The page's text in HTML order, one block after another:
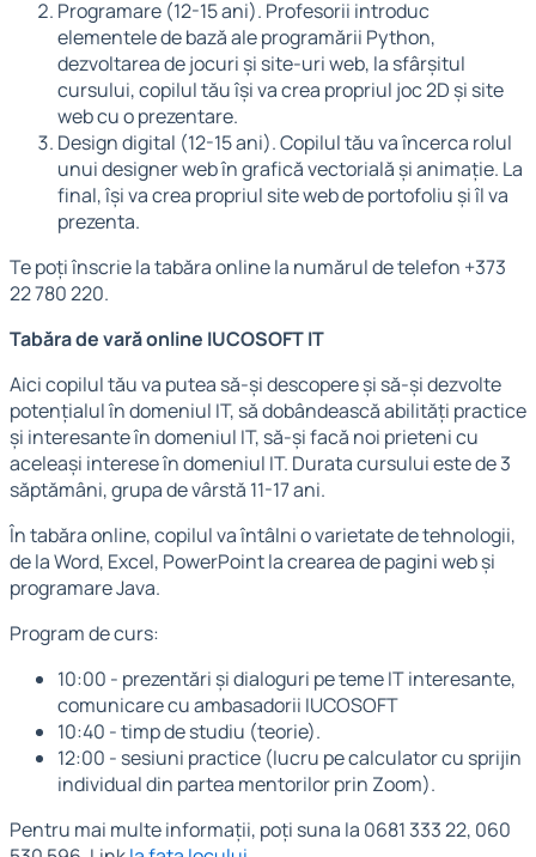
Programare (12-15 ani). Profesorii introduc
elementele de bază ale programării Python,
dezvoltarea de jocuri și site-uri web, la sfârșitul
cursului, copilul tău își va crea propriul joc 2D și site
web cu o prezentare.
Design digital (12-15 ani). Copilul tău va încerca rolul
unui designer web în grafică vectorială și animație. La
final, își va crea propriul site web de portofoliu și îl va
prezenta.
Te poți înscrie la tabăra online la numărul de telefon +373
22 780 220.
Tabăra de vară online IUCOSOFT IT
Aici copilul tău va putea să-și descopere și să-și dezvolte
potențialul în domeniul IT, să dobândească abilități practice
și interesante în domeniul IT, să-și facă noi prieteni cu
aceleași interese în domeniul IT. Durata cursului este de 3
săptămâni, grupa de vârstă 11-17 ani.
În tabăra online, copilul va întâlni o varietate de tehnologii,
de la Word, Excel, PowerPoint la crearea de pagini web și
programare Java.
Program de curs:
10:00 - prezentări și dialoguri pe teme IT interesante,
comunicare cu ambasadorii IUCOSOFT
10:40 - timp de studiu (teorie).
12:00 - sesiuni practice (lucru pe calculator cu sprijin
individual din partea mentorilor prin Zoom).
Pentru mai multe informații, poți suna la 0681 333 22, 060